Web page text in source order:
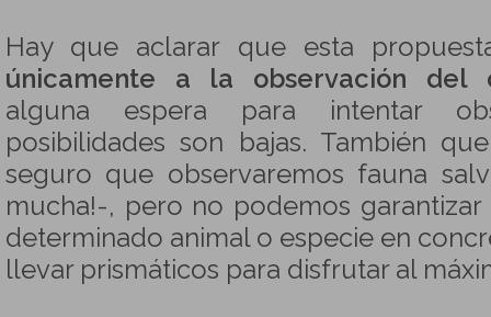
Hay que aclarar que esta
únicamente a la observación del
alguna espera para intentar
posibilidades son bajas. También
seguro que observaremos fauna
mucha!-, pero no podemos
determinado animal o especie en
llevar prismáticos para disfrutar al